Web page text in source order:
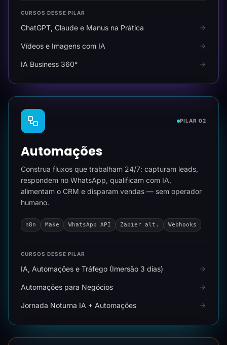
CURSOS DESSE PILAR
ChatGPT, Claude e Manus na Prática
Vídeos e Imagens com IA
IA Business 360°
PILAR 02
Automações
Construa fluxos que trabalham 24/7: capturam leads,
respondem no WhatsApp, qualificam com IA,
alimentam o CRM e disparam vendas — sem operador
humano.
n8n Make WhatsApp API Zapier alt. Webhooks
CURSOS DESSE PILAR
IA, Automações e Tráfego (Imersão 3 dias)
Automações para Negócios
Jornada Noturna IA + Automações